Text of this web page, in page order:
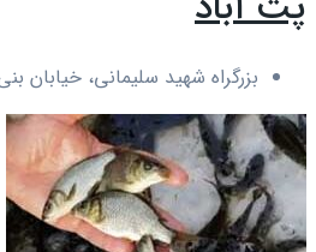
بزرگراه شهید سلیمانی، خیابان بنی